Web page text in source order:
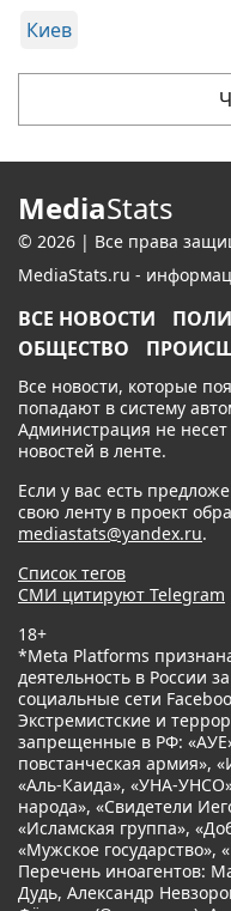
Киев
MediaStats
© 2026 | Все права
MediaStats.ru -
ВСЕ НОВОСТИ
ОБЩЕСТВО
Все новости, которые
попадают в систему
Администрация не
новостей в ленте.
Если у вас есть
свою ленту в проект
mediastats@yandex.ru.
Список тегов
СМИ цитируют Telegram
18+
*Meta Platforms
деятельность в России
социальные сети
Экстремистские и
запрещенные в РФ:
повстанческая армия»,
«Аль-Каида», «УНА-
народа», «Свидетели
«Исламская группа»,
«Мужское государство»,
Перечень иноагентов:
Дудь, Александр